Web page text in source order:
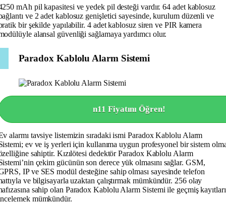
mAh pil kapasitesi ve yedek pil desteği vardır. 64 adet kablosuz
ve 2 adet kablosuz genişletici sayesinde, kurulum düzenli ve
bir şekilde yapılabilir. 4 adet kablosuz siren ve PIR kamera
alansal güvenliği sağlamaya yardımcı olur.
Paradox Kablolu Alarm Sistemi
n11 Fiyatını Öğren!
alarmı tavsiye listemizin sıradaki ismi Paradox Kablolu Alarm
ev ve iş yerleri için kullanıma uygun profesyonel bir sistem
sahiptir. Kızılötesi dedektör Paradox Kablolu Alarm
çekim gücünün son derece yük olmasını sağlar. GSM,
IP ve SES modül desteğine sahip olması sayesinde telefon
ve bilgisayarla uzaktan çalıştırmak mümkündür. 256 olay
sahip olan Paradox Kablolu Alarm Sistemi ile geçmiş kayıtları
mümkündür.